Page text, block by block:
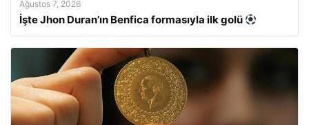
Ağustos 7, 2026
İşte Jhon Duran’ın Benfica formasıyla ilk golü